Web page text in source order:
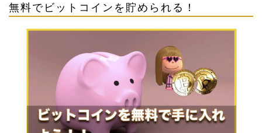
無料でビットコインを貯められる！